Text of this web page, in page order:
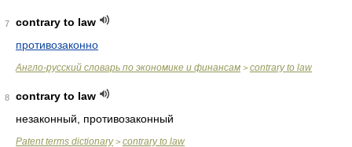
7
contrary to law
противозаконно
Англо-русский словарь по экономике и финансам > contrary to law
8
contrary to law
незаконный, противозаконный
Patent terms dictionary> contrary to law